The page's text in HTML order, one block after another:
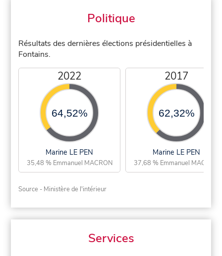
Politique
Résultats des dernières élections présidentielles à
Fontains.
2022
64,52%
Marine LE PEN
35,48 % Emmanuel MACRON
2017
62,32%
Marine LE PEN
37,68 % Emmanuel MACRON
Source - Ministère de l'intérieur
Services